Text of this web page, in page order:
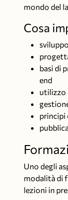
mondo del
Cosa
basi di
end
utilizzo
principi
Uno degli
modalità di
lezioni in